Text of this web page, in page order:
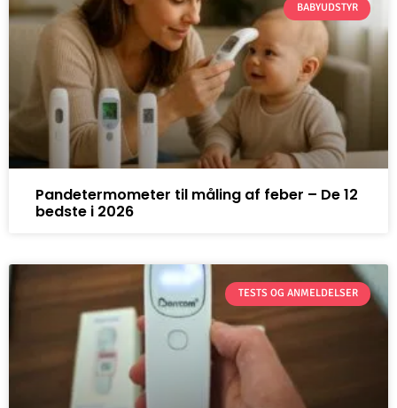
BABYUDSTYR
Pandetermometer til måling af feber – De 12
bedste i 2026
TESTS OG ANMELDELSER